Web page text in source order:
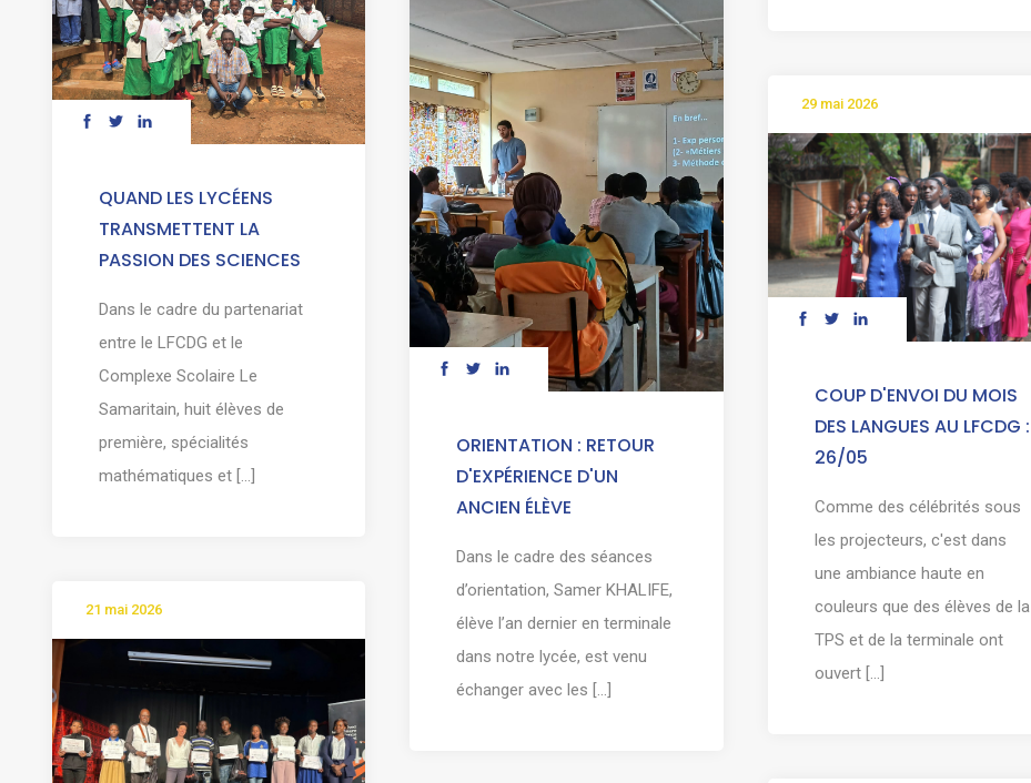
QUAND LES LYCÉENS
TRANSMETTENT LA
PASSION DES SCIENCES
Dans le cadre du partenariat
entre le LFCDG et le
Complexe Scolaire Le
Samaritain, huit élèves de
première, spécialités
mathématiques et [...]
ORIENTATION : RETOUR
D'EXPÉRIENCE D'UN
ANCIEN ÉLÈVE
Dans le cadre des séances
d’orientation, Samer KHALIFE,
élève l’an dernier en terminale
dans notre lycée, est venu
échanger avec les [...]
29 mai 2026
COUP D'ENVOI DU MOIS
DES LANGUES AU LFCDG :
26/05
Comme des célébrités sous
les projecteurs, c'est dans
une ambiance haute en
couleurs que des élèves de la
TPS et de la terminale ont
ouvert [...]
21 mai 2026